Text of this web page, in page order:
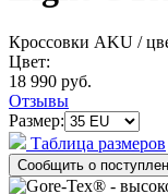
Кроссовки AKU /
Цвет:
18 990 руб.
Отзывы
Размер:
Таблица размеров